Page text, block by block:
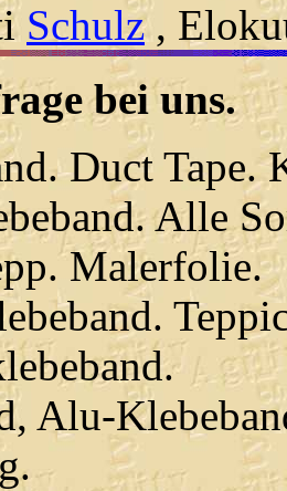
Schulz,
bei uns.
Duct Tape.
Alle
Malerfolie.
Alu-